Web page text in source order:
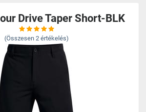
Drive Taper Short-BLK
(Összesen 2 értékelés)